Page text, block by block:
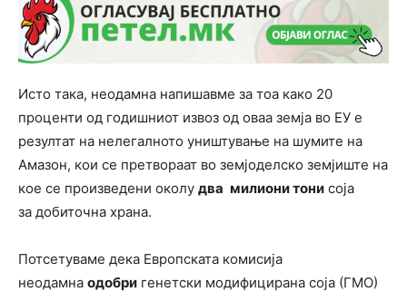
Исто така, неодамна напишавме за тоа како 20
проценти од годишниот извоз од оваа земја во ЕУ е
резултат на нелегалното уништување на шумите на
Амазон, кои се претвораат во земјоделско земјиште на
кое се произведени околу два милиони тони соја
за добиточна храна.
Потсетуваме дека Европската комисија
неодамна одобри генетски модифицирана соја (ГМО)